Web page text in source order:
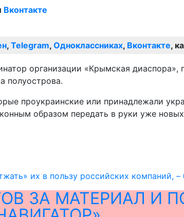
Вконтакте
, Telegram, Одноклассниках, Вконтакте,
организации «Крымская
полуострова.
проукраинские или принадлежали
образом передать в руки уже
их в пользу российских компаний, –
ЗА МАТЕРИАЛ И